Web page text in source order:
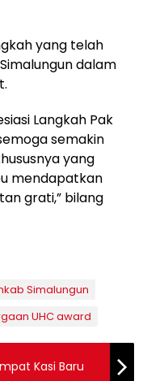
yang telah
dalam
Langkah Pak
semakin
yang
mendapatkan
grati,” bilang
Simalungun
UHC award
Kasi Baru